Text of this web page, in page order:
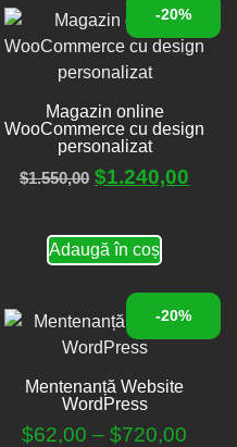
-20%
Magazin online
WooCommerce cu design
personalizat
$1.550,00 $1.240,00
Adaugă în coș
-20%
Mentenanță Website
WordPress
$62,00 – $720,00